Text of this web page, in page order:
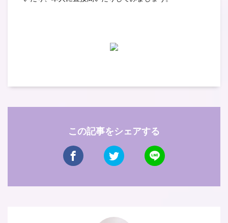
この記事をシェアする